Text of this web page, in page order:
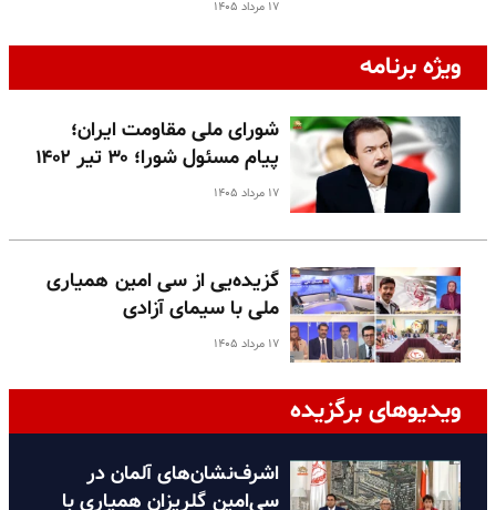
۱۷ مرداد ۱۴۰۵
ویژه برنامه
شورای ملی مقاومت ایران؛
پیام مسئول شورا؛ ۳۰ تیر ۱۴۰۲
۱۷ مرداد ۱۴۰۵
گزیده‌یی از سی امین همیاری
ملی با سیمای آزادی
۱۷ مرداد ۱۴۰۵
ویدیوهای برگزیده
اشرف‌نشان‌های آلمان در
سی‌امین گلریزان همیاری با